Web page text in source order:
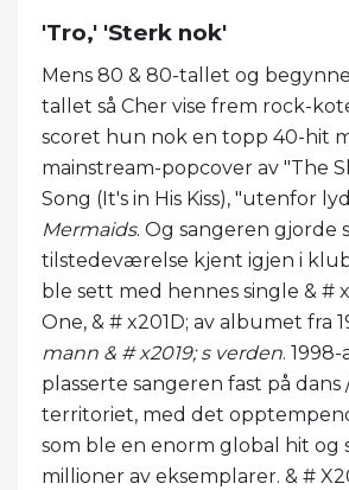
'Tro,' 'Sterk nok'
Mens 80 & 80-tallet og
tallet så Cher vise frem rock-
scoret hun nok en topp 40-hit
mainstream-popcover av "The
Song (It's in His Kiss), "utenfor
Mermaids. Og sangeren gjorde
tilstedeværelse kjent igjen i
ble sett med hennes single & #
One, & # x201D; av albumet fra
mann & # x2019; s verden.
plasserte sangeren fast på
territoriet, med det
som ble en enorm global hit og
millioner av eksemplarer. & #